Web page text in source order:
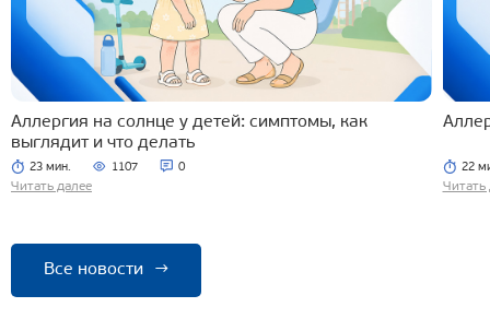
Аллергия на солнце у детей: симптомы, как
выглядит и что делать
23 мин. 1107 0
Читать далее
22
Читать
Все новости →